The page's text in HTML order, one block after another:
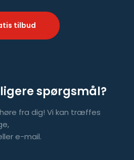
spørgsmål?
fra dig! Vi kan træffes
e-mail.